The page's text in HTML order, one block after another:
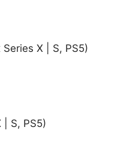
X | S, PS5)
| S, PS5)